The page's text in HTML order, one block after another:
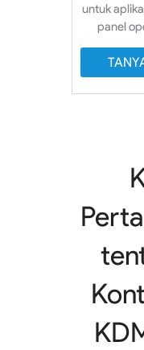
untuk
panel